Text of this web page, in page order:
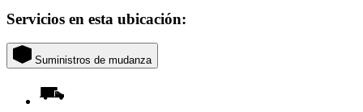
Servicios en esta ubicación:
Suministros de mudanza